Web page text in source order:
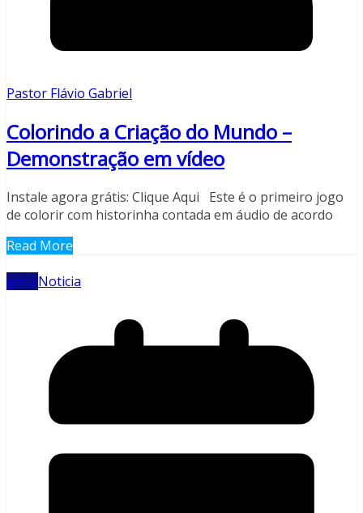
Pastor Flávio Gabriel
Colorindo a Criação do Mundo –
Demonstração em vídeo
Instale agora grátis: Clique Aqui Este é o primeiro jogo
de colorir com historinha contada em áudio de acordo
Read More
geralNoticia